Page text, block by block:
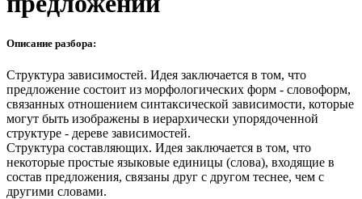
Описание разбора:
Структура зависимостей. Идея заключается в том, что
предложение состоит из морфологических форм - словоформ,
связанных отношением синтаксической зависимости, которые
могут быть изображены в иерархически упорядоченной
структуре - дереве зависимостей.
Структура составляющих. Идея заключается в том, что
некоторые простые языковые единицы (слова), входящие в
состав предложения, связаны друг с другом теснее, чем с
другими словами.